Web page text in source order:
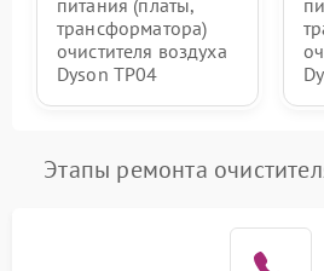
питания (платы,
трансформатора)
очистителя воздуха
Dyson TP04
Этапы ремонта